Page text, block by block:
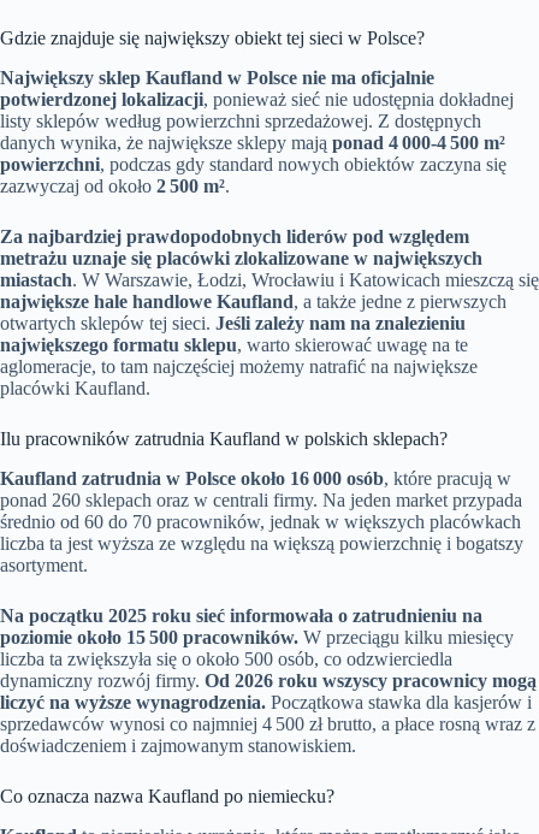
Gdzie znajduje się największy obiekt tej sieci w Polsce?
Największy sklep Kaufland w Polsce nie ma oficjalnie
potwierdzonej lokalizacji, ponieważ sieć nie udostępnia dokładnej
listy sklepów według powierzchni sprzedażowej. Z dostępnych
danych wynika, że największe sklepy mają ponad 4 000-4 500 m²
powierzchni, podczas gdy standard nowych obiektów zaczyna się
zazwyczaj od około 2 500 m².
Za najbardziej prawdopodobnych liderów pod względem
metrażu uznaje się placówki zlokalizowane w największych
miastach. W Warszawie, Łodzi, Wrocławiu i Katowicach mieszczą się
największe hale handlowe Kaufland, a także jedne z pierwszych
otwartych sklepów tej sieci. Jeśli zależy nam na znalezieniu
największego formatu sklepu, warto skierować uwagę na te
aglomeracje, to tam najczęściej możemy natrafić na największe
placówki Kaufland.
Ilu pracowników zatrudnia Kaufland w polskich sklepach?
Kaufland zatrudnia w Polsce około 16 000 osób, które pracują w
ponad 260 sklepach oraz w centrali firmy. Na jeden market przypada
średnio od 60 do 70 pracowników, jednak w większych placówkach
liczba ta jest wyższa ze względu na większą powierzchnię i bogatszy
asortyment.
Na początku 2025 roku sieć informowała o zatrudnieniu na
poziomie około 15 500 pracowników. W przeciągu kilku miesięcy
liczba ta zwiększyła się o około 500 osób, co odzwierciedla
dynamiczny rozwój firmy. Od 2026 roku wszyscy pracownicy mogą
liczyć na wyższe wynagrodzenia. Początkowa stawka dla kasjerów i
sprzedawców wynosi co najmniej 4 500 zł brutto, a płace rosną wraz z
doświadczeniem i zajmowanym stanowiskiem.
Co oznacza nazwa Kaufland po niemiecku?